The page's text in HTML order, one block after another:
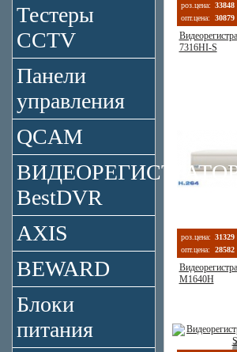
Тестеры
CCTV
Панели
управления
QCAM
BestDVR
AXIS
BEWARD
Блоки
питания
роз.цена: 33848
опт.цена:
30879
7316HI-S
роз.цена: 31329
опт.цена:
28582
M1640H